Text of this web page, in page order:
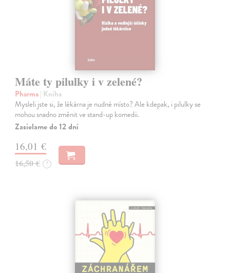
Máte ty pilulky i v zelené?
Pharma| Kniha
Mysleli jste si, že lékárna je nudné místo? Ale kdepak, i pilulky se
mohou snadno změnit ve stand-up komedii.
Zasielame do 12 dní
16,01 €
16,50 € ?